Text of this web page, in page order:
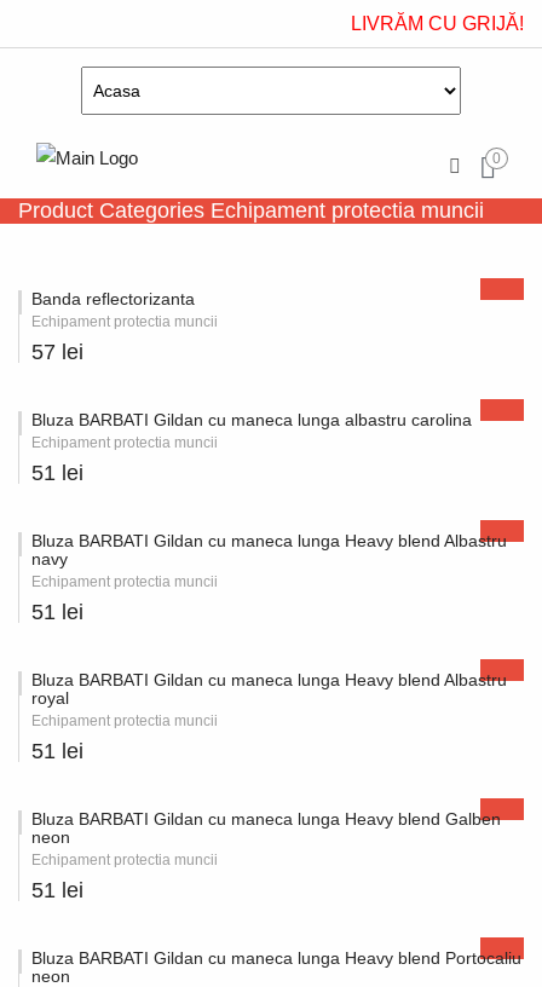
LIVRĂM CU GRIJĂ!
0
Product Categories Echipament protectia muncii
Banda reflectorizanta
Echipament protectia muncii
57 lei
Bluza BARBATI Gildan cu maneca lunga albastru carolina
Echipament protectia muncii
51 lei
Bluza BARBATI Gildan cu maneca lunga Heavy blend Albastru
navy
Echipament protectia muncii
51 lei
Bluza BARBATI Gildan cu maneca lunga Heavy blend Albastru
royal
Echipament protectia muncii
51 lei
Bluza BARBATI Gildan cu maneca lunga Heavy blend Galben
neon
Echipament protectia muncii
51 lei
Bluza BARBATI Gildan cu maneca lunga Heavy blend Portocaliu
neon